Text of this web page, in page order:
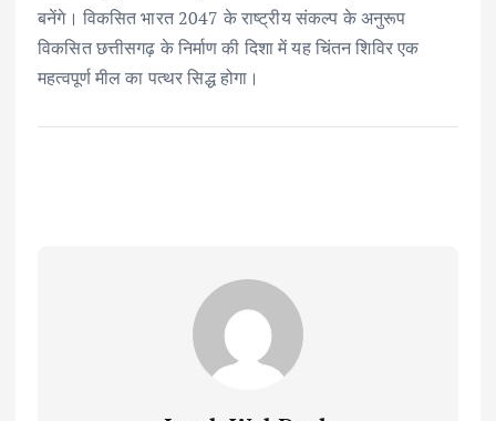
बनेंगे। विकसित भारत 2047 के राष्ट्रीय संकल्प के अनुरूप
विकसित छत्तीसगढ़ के निर्माण की दिशा में यह चिंतन शिविर एक
महत्वपूर्ण मील का पत्थर सिद्ध होगा।